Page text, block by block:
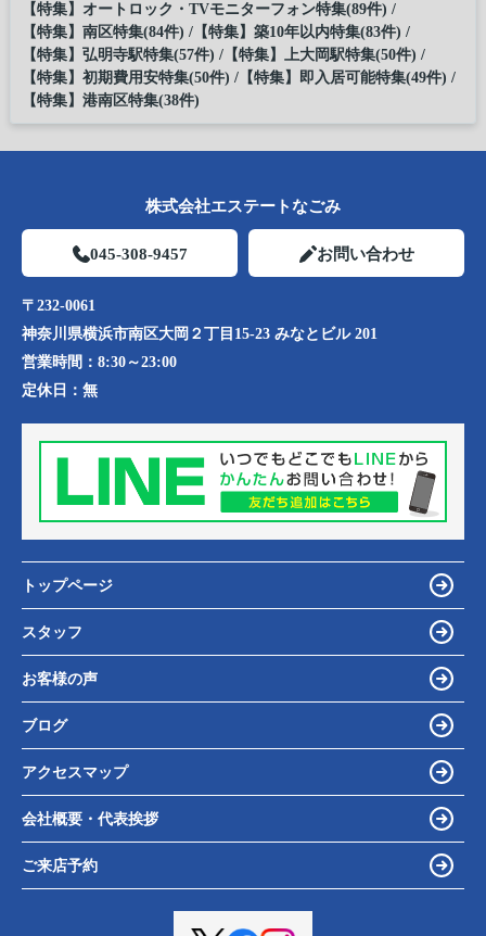
【特集】オートロック・TVモニターフォン特集(89件)
【特集】南区特集(84件) 【特集】築10年以内特集(83件)
【特集】弘明寺駅特集(57件) 【特集】上大岡駅特集(50件)
【特集】初期費用安特集(50件) 【特集】即入居可能特集(49件)
【特集】港南区特集(38件)
株式会社エステートなごみ
045-308-9457 お問い合わせ
〒232-0061
神奈川県横浜市南区大岡２丁目15-23 みなとビル 201
営業時間： 8:30～23:00
定休日： 無
トップページ
スタッフ
お客様の声
ブログ
アクセスマップ
会社概要・代表挨拶
ご来店予約